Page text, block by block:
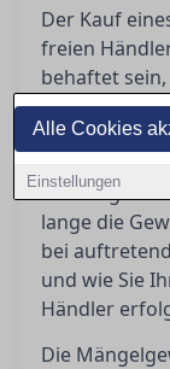
Alle Cookies
Einstellungen
Der Kauf
freien
behaftet
Mängel
jedoch
Rechte
lange die
bei
und wie Sie
Händler
Die